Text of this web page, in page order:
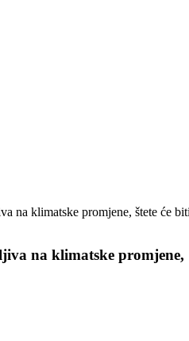
na klimatske promjene, štete će
na klimatske promjene,